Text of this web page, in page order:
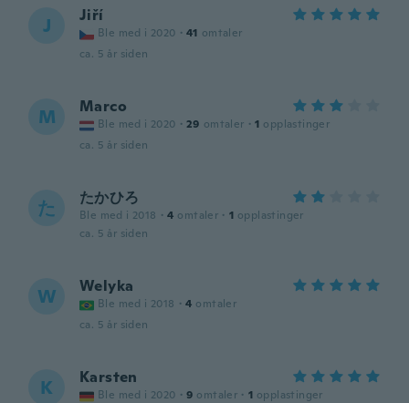
J Jiří
Ble med i 2020 · 41 omtaler
ca. 5 år siden
M Marco
Ble med i 2020 · 29 omtaler · 1 opplastinger
ca. 5 år siden
た たかひろ
Ble med i 2018 · 4 omtaler · 1 opplastinger
ca. 5 år siden
W Welyka
Ble med i 2018 · 4 omtaler
ca. 5 år siden
K Karsten
Ble med i 2020 · 9 omtaler · 1 opplastinger